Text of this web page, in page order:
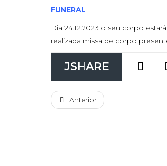
FUNERAL
Dia 24.12.2023 o seu corpo
realizada missa de corpo
JSHARE
Anterior